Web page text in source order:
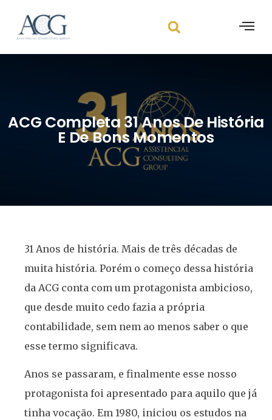
ACG Completa 31 Anos De História
E De Bons Momentos
31 Anos de história. Mais de três décadas de
muita história. Porém o começo dessa história
da ACG conta com um protagonista ambicioso,
que desde muito cedo fazia a própria
contabilidade, sem nem ao menos saber o que
esse termo significava.
Anos se passaram, e finalmente esse nosso
protagonista foi apresentado para aquilo que já
tinha vocação. Em 1980, iniciou os estudos na